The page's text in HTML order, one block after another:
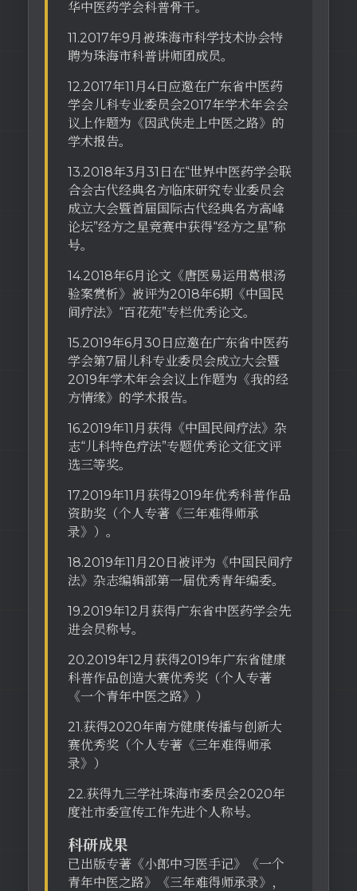
华中医药学会科普骨干。
11.2017年9月被珠海市科学技术协会特
聘为珠海市科普讲师团成员。
12.2017年11月4日应邀在广东省中医药
学会儿科专业委员会2017年学术年会会
议上作题为《因武侠走上中医之路》的
学术报告。
13.2018年3月31日在“世界中医药学会联
合会古代经典名方临床研究专业委员会
成立大会暨首届国际古代经典名方高峰
论坛”经方之星竞赛中获得“经方之星”称
号。
14.2018年6月论文《唐医易运用葛根汤
验案赏析》被评为2018年6期《中国民
间疗法》“百花苑”专栏优秀论文。
15.2019年6月30日应邀在广东省中医药
学会第7届儿科专业委员会成立大会暨
2019年学术年会会议上作题为《我的经
方情缘》的学术报告。
16.2019年11月获得《中国民间疗法》杂
志“儿科特色疗法”专题优秀论文征文评
选三等奖。
17.2019年11月获得2019年优秀科普作品
资助奖（个人专著《三年难得师承
录》）。
18.2019年11月20日被评为《中国民间疗
法》杂志编辑部第一届优秀青年编委。
19.2019年12月获得广东省中医药学会先
进会员称号。
20.2019年12月获得2019年广东省健康
科普作品创造大赛优秀奖（个人专著
《一个青年中医之路》）
21.获得2020年南方健康传播与创新大
赛优秀奖（个人专著《三年难得师承
录》）
22.获得九三学社珠海市委员会2020年
度社市委宣传工作先进个人称号。
科研成果
已出版专著《小郎中习医手记》《一个
青年中医之路》《三年难得师承录》，